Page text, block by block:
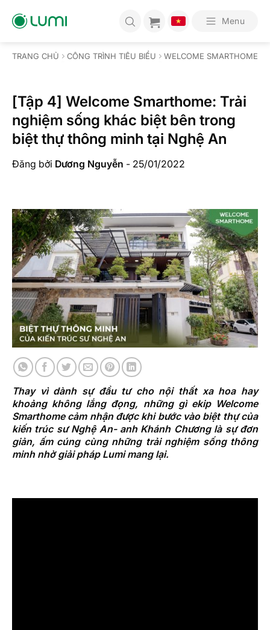
qua
Menu
TRANG CHỦ CÔNG TRÌNH TIÊU BIỂU WELCOME SMARTHOME
[Tập 4] Welcome Smarthome: Trải
nghiệm sống khác biệt bên trong
biệt thự thông minh tại Nghệ An
Đăng bởi Dương Nguyễn - 25/01/2022
Thay vì dành sự đầu tư cho nội thất xa hoa hay
khoảng không lắng đọng, những gì ekip Welcome
Smarthome cảm nhận được khi bước vào biệt thự của
kiến trúc sư Nghệ An- anh Khánh Chương là sự đơn
giản, ấm cúng cùng những trải nghiệm sống thông
minh nhờ giải pháp Lumi mang lại.